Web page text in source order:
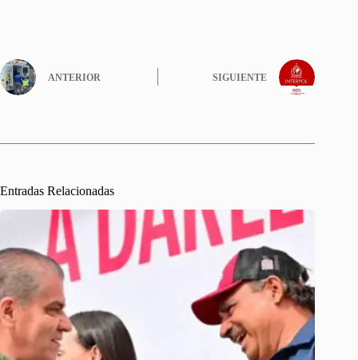
ANTERIOR SIGUIENTE
Entradas Relacionadas